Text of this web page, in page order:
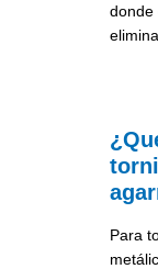
donde
Para